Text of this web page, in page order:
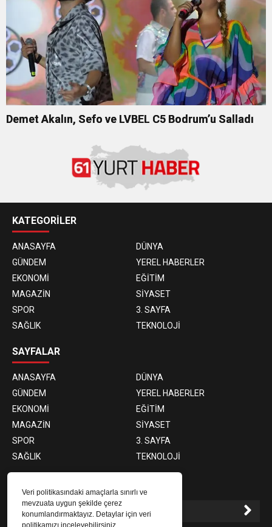
Veri politikasındaki amaçlarla sınırlı ve
mevzuata uygun şekilde çerez
konumlandırmaktayız. Detaylar için veri
politikamızı inceleyebilirsiniz.
Demet Akalın, Sefo ve LVBEL C5 Bodrum’u Salladı
KATEGORİLER
ANASAYFA
DÜNYA
GÜNDEM
YEREL HABERLER
EKONOMİ
EĞİTİM
MAGAZİN
SİYASET
SPOR
3. SAYFA
SAĞLIK
TEKNOLOJİ
SAYFALAR
ANASAYFA
DÜNYA
GÜNDEM
YEREL HABERLER
EKONOMİ
EĞİTİM
MAGAZİN
SİYASET
SPOR
3. SAYFA
SAĞLIK
TEKNOLOJİ